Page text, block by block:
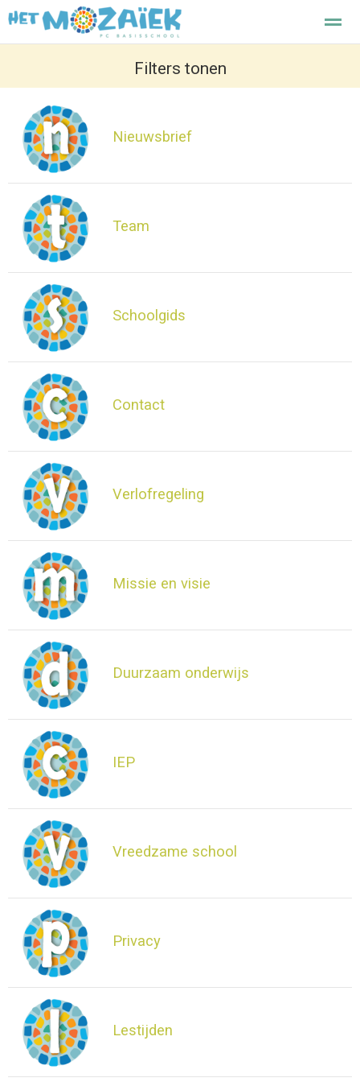
Het Mozaiek basisschool Enkhuizen
Home Nieuws
Filters tonen
Nieuwsbrief
Team
Schoolgids
Contact
Verlofregeling
Missie en visie
Duurzaam onderwijs
IEP
Vreedzame school
Privacy
Lestijden